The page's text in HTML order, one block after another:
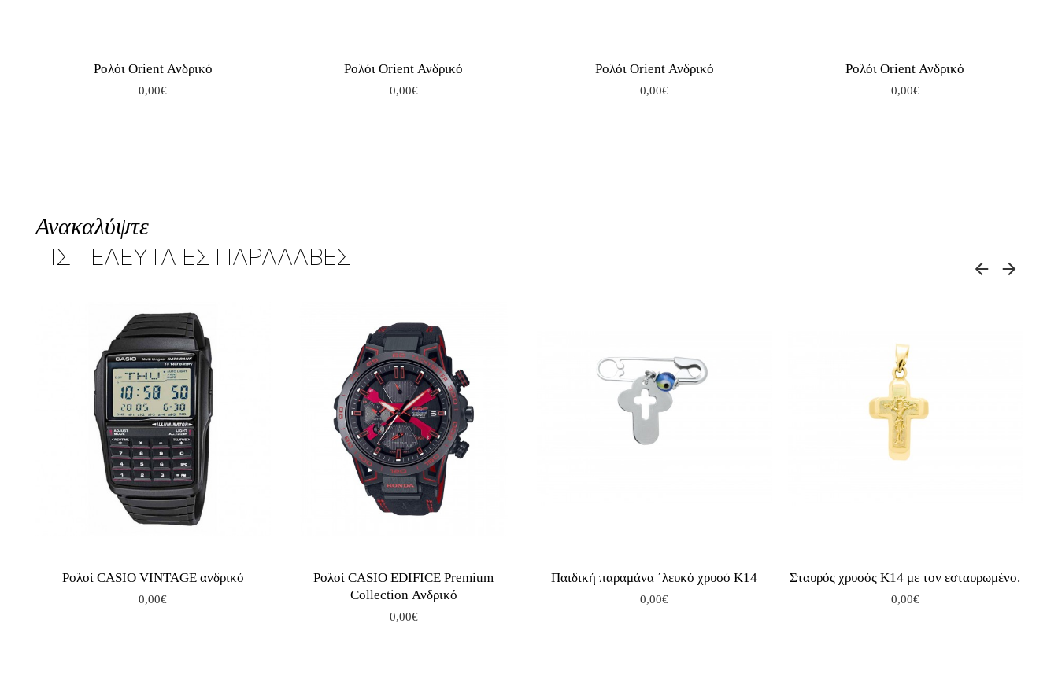
Ρολόι Orient Ανδρικό
0,00€
Ρολόι Orient Ανδρικό
0,00€
Ρολόι Orient Ανδρικό
0,00€
Ρολόι Orient Ανδρικό
0,00€
Ανακαλύψτε
ΤΙΣ ΤΕΛΕΥΤΑΙΕΣ ΠΑΡΑΛΑΒΕΣ
Ρολοί CASIO VINTAGE ανδρικό
0,00€
Ρολοί CASIO EDIFICE Premium
Collection Ανδρικό
0,00€
Παιδική παραμάνα ΄λευκό χρυσό Κ14
0,00€
Σταυρός χρυσός Κ14 με τον εσταυρωμένο.
0,00€